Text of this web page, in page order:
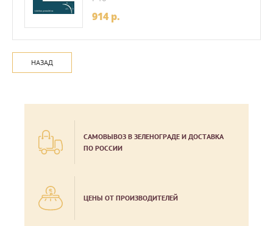
914 p.
НАЗАД
САМОВЫВОЗ В ЗЕЛЕНОГРАДЕ И ДОСТАВКА
ПО РОССИИ
ЦЕНЫ ОТ ПРОИЗВОДИТЕЛЕЙ